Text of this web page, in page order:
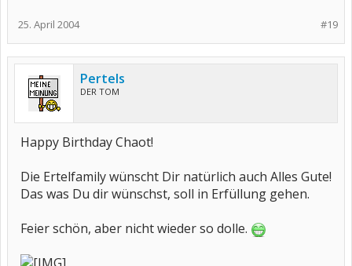
#19
25. April 2004
Pertels
DER TOM
Happy Birthday Chaot!
Die Ertelfamily wünscht Dir natürlich auch Alles Gute!
Das was Du dir wünschst, soll in Erfüllung gehen.
Feier schön, aber nicht wieder so dolle.